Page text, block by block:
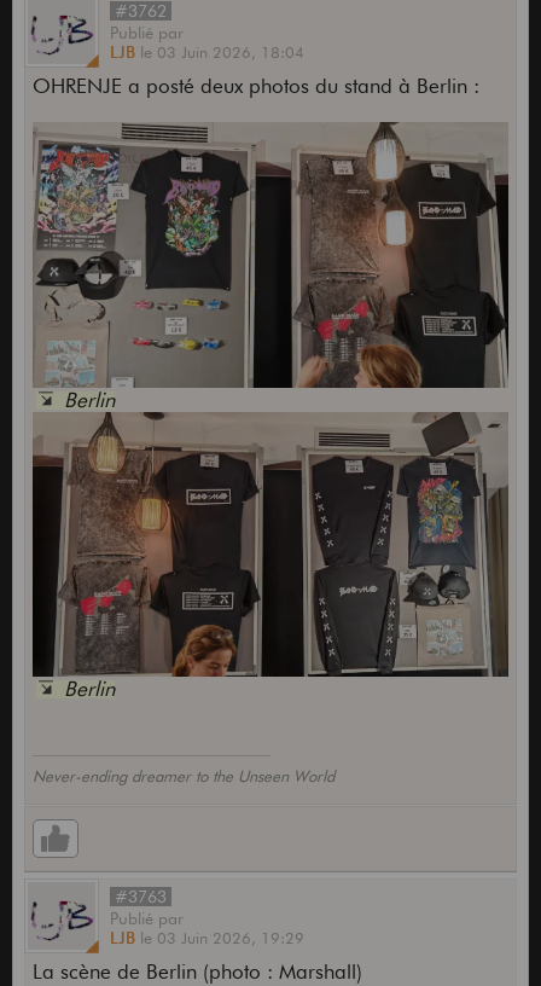
#3762
Publié par
LJB le 03 Juin 2026, 18:04
OHRENJE a posté deux photos du stand à Berlin :
Berlin
Berlin
Never-ending dreamer to the Unseen World
#3763
Publié par
LJB le 03 Juin 2026, 19:29
La scène de Berlin (photo : Marshall)